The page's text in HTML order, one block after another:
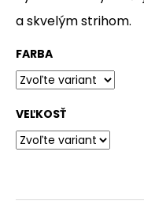
a skvelým strihom.
FARBA
VEĽKOSŤ
č
m
e
KOŠÍK
NA
POMOCOU